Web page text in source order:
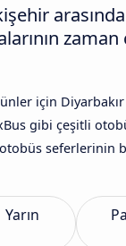
zaman
için
gibi çeşitli
seferlerinin
Yarın